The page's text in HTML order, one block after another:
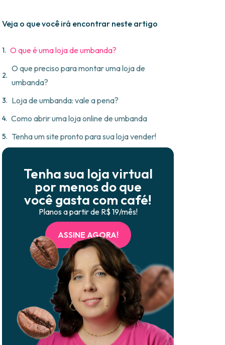
Veja o que você irá encontrar neste artigo
O que é uma loja de umbanda?
O que preciso para montar uma loja de
umbanda?
Loja de umbanda: vale a pena?
Como abrir uma loja online de umbanda
Tenha um site pronto para sua loja vender!
Tenha sua loja virtual
por menos do que
você gasta com café!
Planos a partir de R$ 19/mês!
ASSINE AGORA!